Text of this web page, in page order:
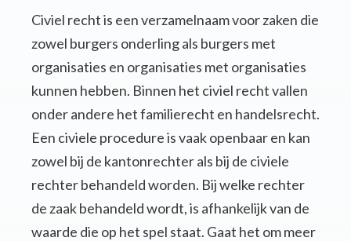
Civiel recht is een verzamelnaam voor zaken die
zowel burgers onderling als burgers met
organisaties en organisaties met organisaties
kunnen hebben. Binnen het civiel recht vallen
onder andere het familierecht en handelsrecht.
Een civiele procedure is vaak openbaar en kan
zowel bij de kantonrechter als bij de civiele
rechter behandeld worden. Bij welke rechter
de zaak behandeld wordt, is afhankelijk van de
waarde die op het spel staat. Gaat het om meer